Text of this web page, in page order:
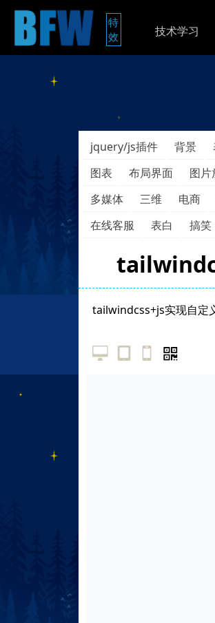
特
效
技术学习
jquery/js插件 背景
图表
布局界面 图片
多媒体
三维 电商
在线客服
表白 搞笑
tailwindcss+js实现自定